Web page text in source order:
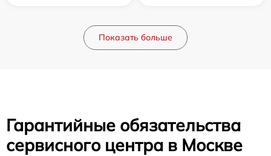
Показать больше
Гарантийные обязательства
сервисного центра в Москве